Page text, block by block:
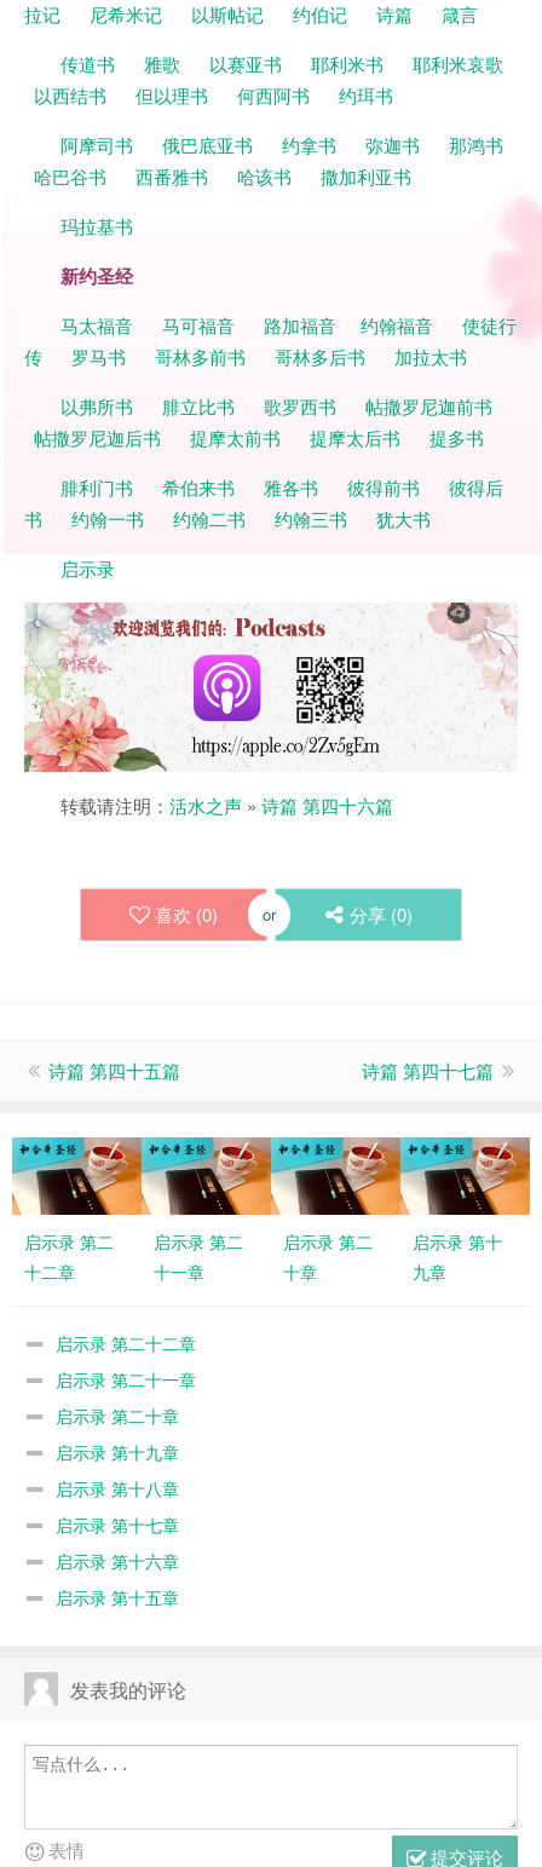
拉记
尼希米记 以斯帖记 约伯记 诗篇
箴言
传道书
雅歌 以赛亚书 耶利米书
耶利米哀歌
以西结书
但以理书 何西阿书
约珥书
阿摩司书
俄巴底亚书 约拿书 弥迦书
那鸿书
哈巴谷书
西番雅书 哈该书
撒加利亚书
玛拉基书
新约圣经
马太福音 马可福音 路加福音 约翰福音
使徒行
传
罗马书 哥林多前书 哥林多后书
加拉太书
以弗所书
腓立比书 歌罗西书
帖撒罗尼迦前书
帖撒罗尼迦后书
提摩太前书 提摩太后书
提多书
腓利门书
希伯来书 雅各书 彼得前书
彼得后
书
约翰一书 约翰二书 约翰三书
犹大书
启示录
转载请注明： 活水之声 » 诗篇 第四十六篇
喜欢 (0) or 分享 (0)
诗篇 第四十五篇 诗篇 第四十七篇
启示录 第二
十二章
启示录 第二
十一章
启示录 第二
十章
启示录 第十
九章
启示录 第二十二章
启示录 第二十一章
启示录 第二十章
启示录 第十九章
启示录 第十八章
启示录 第十七章
启示录 第十六章
启示录 第十五章
发表我的评论
提交评论
表情